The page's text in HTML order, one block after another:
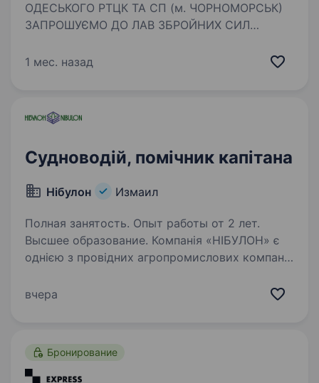
ОДЕСЬКОГО РТЦК ТА СП (м. ЧОРНОМОРСЬК)
ЗАПРОШУЄМО ДО ЛАВ ЗБРОЙНИХ СИЛ
пілот, штурман різних БПЛА Гарантуємо: Гідне
1 мес. назад
Судноводій, помічник капітана
Нібулон Измаил
Полная занятость. Опыт работы от 2 лет.
Высшее образование. Компанія «НІБУЛОН» є
однією з провідних агропромислових компаній
та експорті зернових культур. Ми шукаємо
вчера
Бронирование